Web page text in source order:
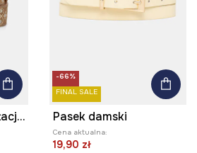
Pasek damski z imitacji zamszu
-66%
FINAL SALE
Pasek damski
Cena aktualna:
19,90 zł